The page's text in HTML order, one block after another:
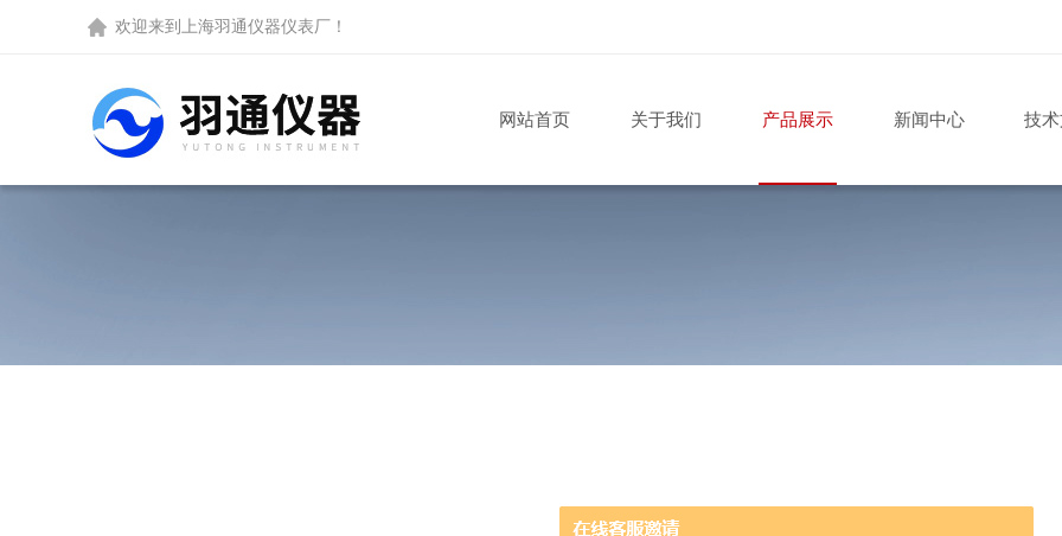
欢迎来到 上海羽通仪器仪表厂 ！
网站首页 关于我们 产品展示 新闻中心 技